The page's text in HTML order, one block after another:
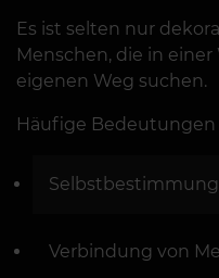
Es ist selten nur
Menschen, die in
eigenen Weg suchen.
Häufige Bedeutungen
Verbindung von